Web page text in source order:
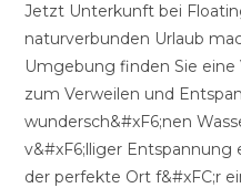
Jetzt Unterkunft bei
naturverbunden Urlaub
Umgebung finden Sie eine
zum Verweilen und
wundersch&#xF6;nen
v&#xF6;lliger Entspannung
der perfekte Ort f&#xFC;r